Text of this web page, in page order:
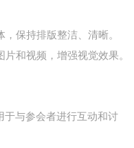
，保持排版整洁、清晰。
片和视频，增强视觉效果。
于与参会者进行互动和讨